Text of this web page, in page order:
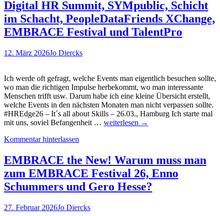
Situational
Judgment
Test
(SJT)
Digital HR Summit, SYMpublic, Schicht
im Schacht, PeopleDataFriends XChange,
EMBRACE Festival und TalentPro
12. März 2026Jo Diercks
Ich werde oft gefragt, welche Events man eigentlich besuchen sollte,
wo man die richtigen Impulse herbekommt, wo man interessante
Menschen trifft usw. Darum habe ich eine kleine Übersicht erstellt,
welche Events in den nächsten Monaten man nicht verpassen sollte.
#HREdge26 – It´s all about Skills – 26.03., Hamburg Ich starte mal
mit uns, soviel Befangenheit … Eventempfehlungen
#HREdge26,
Recruiter
Slam,
OMR
Digital
weiterlesen →
Kommentar hinterlassen
EMBRACE the New! Warum muss man
zum EMBRACE Festival 26, Enno
Schummers und Gero Hesse?
27. Februar 2026Jo Diercks